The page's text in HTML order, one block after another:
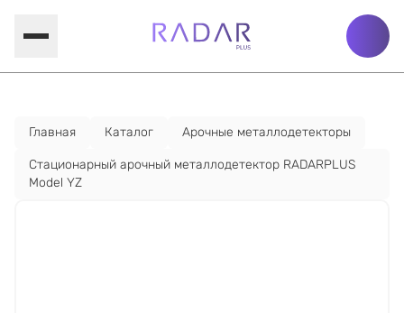
Главная Каталог Арочные металлодетекторы
Стационарный арочный металлодетектор RADARPLUS
Model YZ